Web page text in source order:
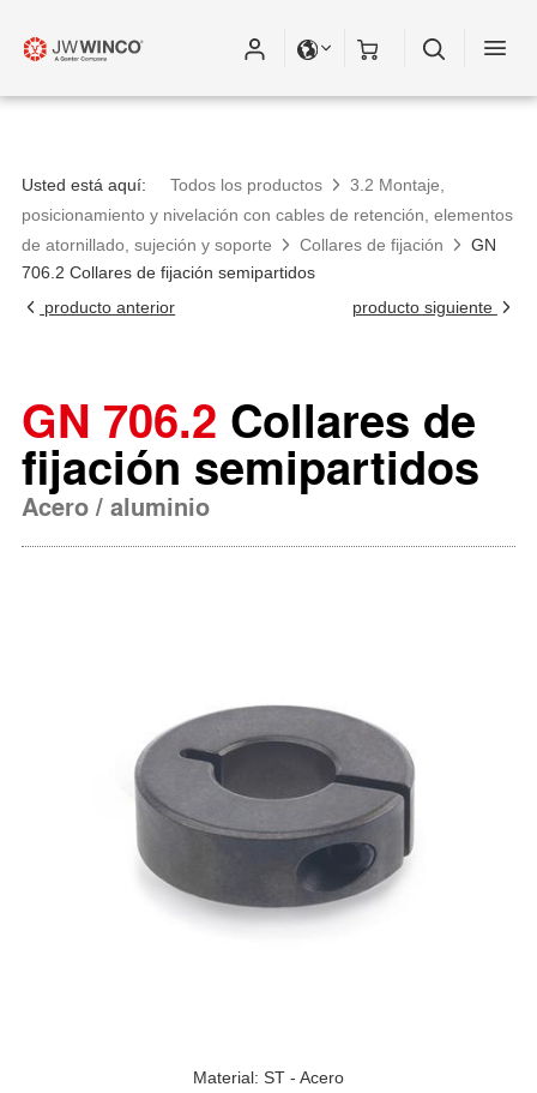
Usted está aquí: Todos los productos
3.2 Montaje,
posicionamiento y nivelación con cables de retención, elementos
de atornillado, sujeción y soporte
Collares de fijación
GN
706.2 Collares de fijación semipartidos
producto anterior
producto siguiente
GN 706.2 Collares de
fijación semipartidos
Acero / aluminio
Material: ST - Acero